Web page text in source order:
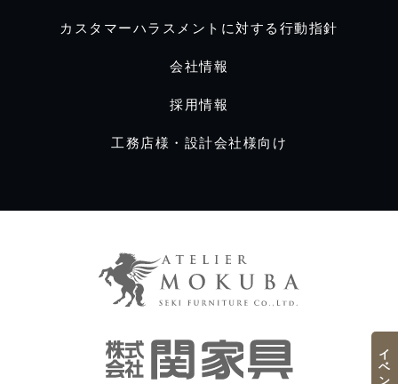
カスタマーハラスメントに対する行動指針
会社情報
採用情報
工務店様・設計会社様向け